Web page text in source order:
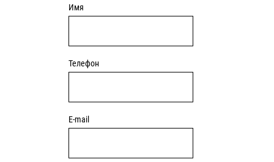
Имя
Телефон
E-mail